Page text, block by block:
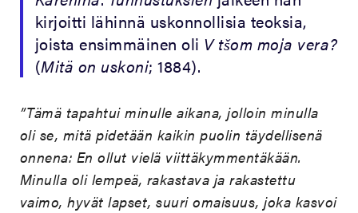
kirjoitti lähinnä uskonnollisia teoksia,
joista ensimmäinen oli V tšom moja vera?
(Mitä on uskoni; 1884).
”Tämä tapahtui minulle aikana, jolloin minulla
oli se, mitä pidetään kaikin puolin täydellisenä
onnena: En ollut vielä viittäkymmentäkään.
Minulla oli lempeä, rakastava ja rakastettu
vaimo, hyvät lapset, suuri omaisuus, joka kasvoi